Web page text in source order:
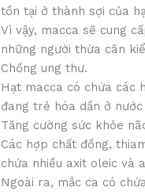
tồn tại ở thành sợi của
Vì vậy, macca sẽ cung
những người thừa cân
Chống ung thư.
Hạt macca có chứa các
đang trẻ hóa dần ở
Tăng cường sức khỏe
Các hợp chất đồng,
chứa nhiều axit oleic và
Ngoài ra, mắc ca có